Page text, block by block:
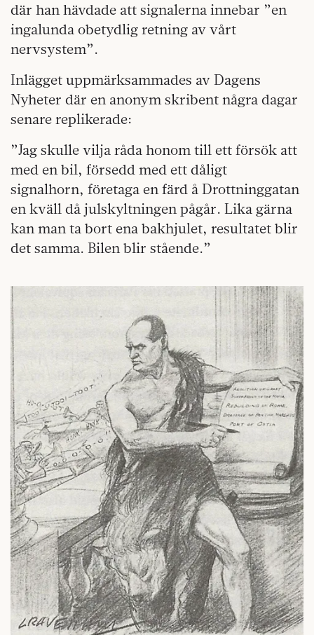
där han hävdade att signalerna innebar ”en
ingalunda obetydlig retning av vårt
nervsystem”.
Inlägget uppmärksammades av Dagens
Nyheter där en anonym skribent några dagar
senare replikerade:
”Jag skulle vilja råda honom till ett försök att
med en bil, försedd med ett dåligt
signalhorn, företaga en färd å Drottninggatan
en kväll då julskyltningen pågår. Lika gärna
kan man ta bort ena bakhjulet, resultatet blir
det samma. Bilen blir stående.”